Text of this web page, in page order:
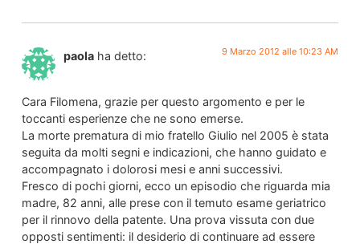
paola ha detto: 9 Marzo 2012 alle 10:23 AM
Cara Filomena, grazie per questo argomento e per le
toccanti esperienze che ne sono emerse.
La morte prematura di mio fratello Giulio nel 2005 è stata
seguita da molti segni e indicazioni, che hanno guidato e
accompagnato i dolorosi mesi e anni successivi.
Fresco di pochi giorni, ecco un episodio che riguarda mia
madre, 82 anni, alle prese con il temuto esame geriatrico
per il rinnovo della patente. Una prova vissuta con due
opposti sentimenti: il desiderio di continuare ad essere